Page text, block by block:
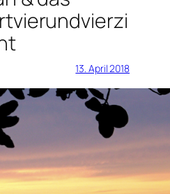
13. April 2018